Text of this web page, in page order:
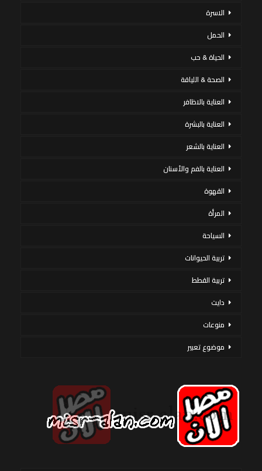
الاسرة
الحمل
الحياة & حب
الصحة & اللياقة
العناية بالاظافر
العناية بالبشرة
العناية بالشعر
العناية بالفم والأسنان
القهوة
المرأة
السياحة
تربية الحيوانات
تربية القطط
دايت
منوعات
موضوع تعبير